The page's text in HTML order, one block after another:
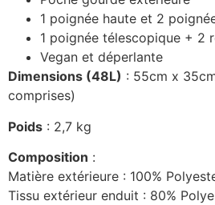
1 poignée haute et 2
1 poignée télescopique + 2
Vegan et déperlante
Dimensions (48L) : 55cm x
comprises)
Poids : 2,7 kg
Composition :
Matière extérieure : 100%
Tissu extérieur enduit : 80%